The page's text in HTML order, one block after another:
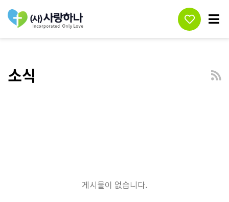
소식
게시물이 없습니다.